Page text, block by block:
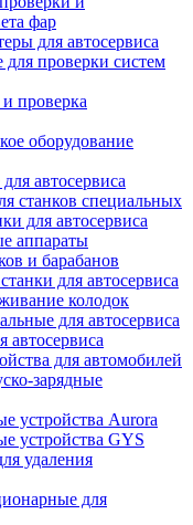
фар
для автосервиса
проверки систем
проверка
оборудование
автосервиса
станков специальных
для автосервиса
аппараты
и барабанов
для автосервиса
колодок
для автосервиса
автосервиса
для автомобилей
зарядные
устройства Aurora
устройства GYS
удаления
для